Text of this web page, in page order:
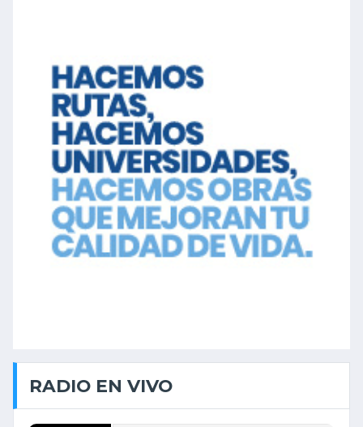
RADIO EN VIVO